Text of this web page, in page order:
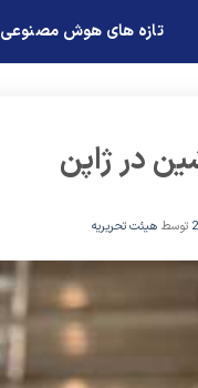
تازه های هوش مصنوعی
در ژاپن
توسط هیئت تحریریه